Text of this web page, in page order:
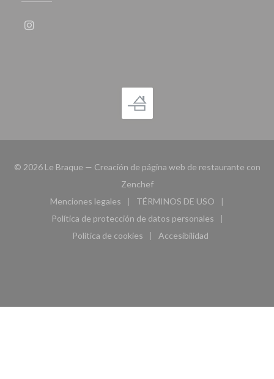
© 2026 Le Braque — Creación de página web de restaurante con
Zenchef((abre en una nueva ventana))
Menciones legales
((abre en una nueva ventana))
TÉRMINOS DE USO
((abre en una nueva
Política de protección de datos personales
((abre en una nueva ventana))
Política de cookies
((abre en una nueva ventana))
Accesibilidad